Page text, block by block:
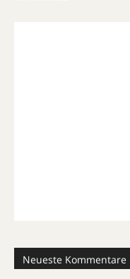
Neueste Kommentare